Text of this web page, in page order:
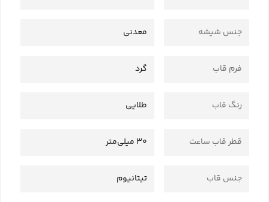
جنس شیشه معدنی
فرم قاب گرد
رنگ قاب طلایی
قطر قاب ساعت 30 میلی‌متر
جنس قاب تیتانیوم